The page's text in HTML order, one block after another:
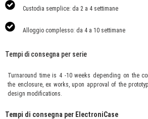
Custodia semplice: da 2 a 4 settimane
Alloggio complesso: da 4 a 10 settimane
Tempi di consegna per serie
Turnaround time is 4 -10 weeks depending on the
the enclosure, ex works, upon approval of the
design modifications.
Tempi di consegna per ElectroniCase